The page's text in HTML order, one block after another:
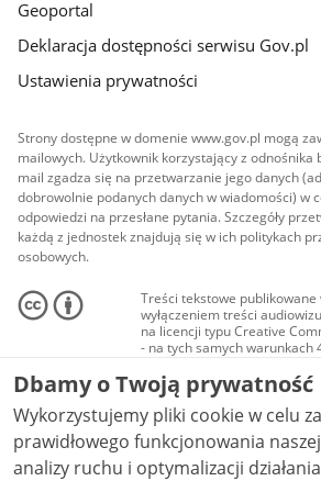
Geoportal
Deklaracja dostępności serwisu Gov.pl
Ustawienia prywatności
Strony dostępne w domenie www.gov.pl mogą
mailowych. Użytkownik korzystający z odnośnika
mail zgadza się na przetwarzanie jego danych
dobrowolnie podanych danych w wiadomości) w
odpowiedzi na przesłane pytania. Szczegóły
każdą z jednostek znajdują się w ich politykach
osobowych.
Treści tekstowe publikowane
wyłączeniem treści
na licencji typu Creative
- na tych samych warunkach
Materiały audiowizualne, w
audio i wideo, są
Creative Commons: uznanie
niekomercyjne - bez utworów
NC-ND 4.0), o ile nie jest to
Dbamy o Twoją prywatność
Wykorzystujemy pliki cookie w celu
prawidłowego funkcjonowania
analizy ruchu i optymalizacji działania strony.